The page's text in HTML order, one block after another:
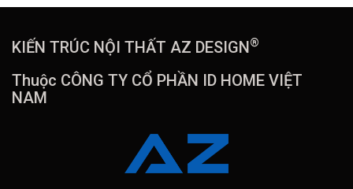
KIẾN TRÚC NỘI THẤT AZ DESIGN®
Thuộc CÔNG TY CỔ PHẦN ID HOME VIỆT
NAM